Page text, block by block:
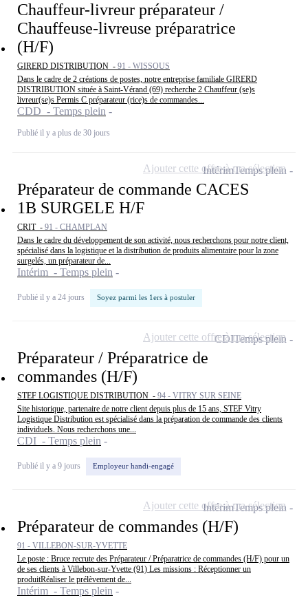
Chauffeur-livreur préparateur /
Chauffeuse-livreuse préparatrice
(H/F)
GIRERD DISTRIBUTION - 91 - WISSOUS
Dans le cadre de 2 créations de postes, notre entreprise familiale GIRERD
DISTRIBUTION située à Saint-Vérand (69) recherche 2 Chauffeur (se)s
livreur(se)s Permis C préparateur (rice)s de commandes...
CDD - Temps plein
Publié il y a plus de 30 jours
Préparateur de commande CACES
1B SURGELE H/F
CRIT - 91 - CHAMPLAN
Dans le cadre du développement de son activité, nous recherchons pour notre client,
spécialisé dans la logistique et la distribution de produits alimentaire pour la zone
surgelés, un préparateur de...
Intérim - Temps plein
Publié il y a 24 jours Soyez parmi les 1ers à postuler
IntérimTemps plein
Ajouter cette offre à ma sélection
Préparateur / Préparatrice de
commandes (H/F)
STEF LOGISTIQUE DISTRIBUTION - 94 - VITRY SUR SEINE
Site historique, partenaire de notre client depuis plus de 15 ans, STEF Vitry
Logistique Distribution est spécialisé dans la préparation de commande des clients
individuels. Nous recherchons une...
CDI - Temps plein
Publié il y a 9 jours Employeur handi-engagé
CDITemps plein
Ajouter cette offre à ma sélection
Préparateur de commandes (H/F)
91 - VILLEBON-SUR-YVETTE
Le poste : Bruce recrute des Préparateur / Préparatrice de commandes (H/F) pour un
de ses clients à Villebon-sur-Yvette (91) Les missions : Réceptionner un
produitRéaliser le prélèvement de...
Intérim - Temps plein
IntérimTemps plein
Ajouter cette offre à ma sélection